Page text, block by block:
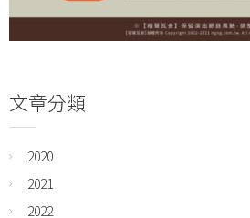
文章分類
2020
2021
2022